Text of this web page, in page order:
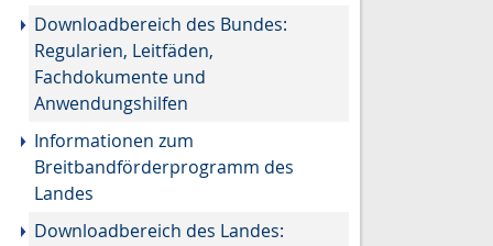
Downloadbereich des Bundes:
Regularien, Leitfäden,
Fachdokumente und
Anwendungshilfen
Informationen zum
Breitbandförderprogramm des
Landes
Downloadbereich des Landes: